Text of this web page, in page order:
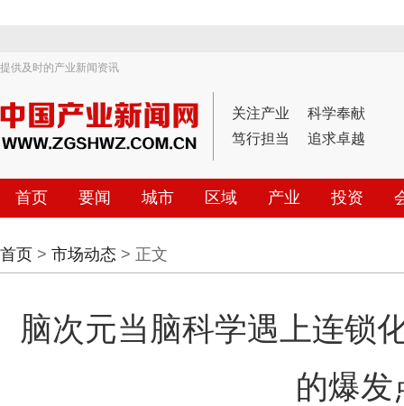
提供及时的产业新闻资讯
关注产业
科学奉献
笃行担当
追求卓越
首页 要闻 城市 区域 产业 投资
首页 > 市场动态 > 正文
脑次元当脑科学遇上连锁
的爆发